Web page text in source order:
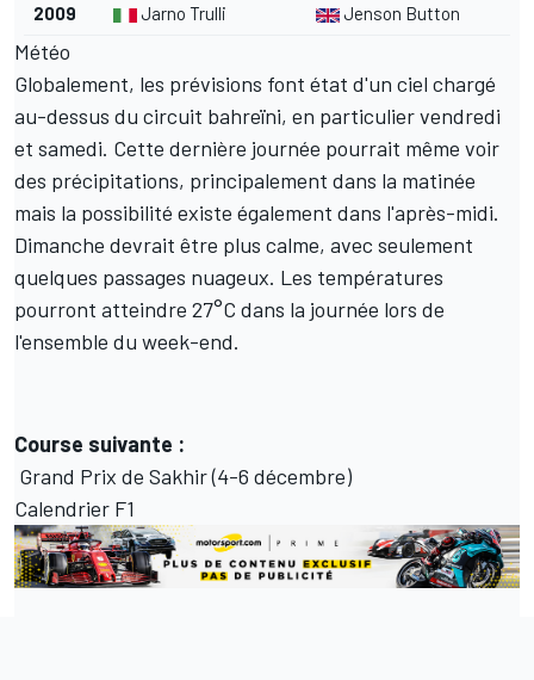
2009 Jarno Trulli Jenson Button
Météo
Globalement, les prévisions font état d'un ciel chargé
au-dessus du circuit bahreïni, en particulier vendredi
et samedi. Cette dernière journée pourrait même voir
des précipitations, principalement dans la matinée
mais la possibilité existe également dans l'après-midi.
Dimanche devrait être plus calme, avec seulement
quelques passages nuageux. Les températures
pourront atteindre 27°C dans la journée lors de
l'ensemble du week-end.
Course suivante :
Grand Prix de Sakhir (4-6 décembre)
Calendrier F1